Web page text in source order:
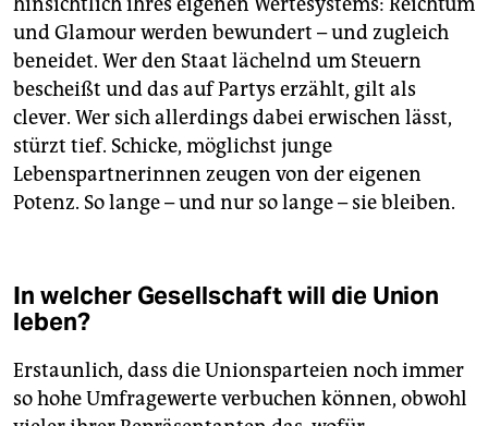
und Glamour werden bewundert – und zugleich
beneidet. Wer den Staat lächelnd um Steuern
bescheißt und das auf Partys erzählt, gilt als
clever. Wer sich allerdings dabei erwischen lässt,
stürzt tief. Schicke, möglichst junge
Lebenspartnerinnen zeugen von der eigenen
Potenz. So lange – und nur so lange – sie bleiben.
In welcher Gesellschaft will die Union
leben?
Erstaunlich, dass die Unionsparteien noch immer
so hohe Umfragewerte verbuchen können, obwohl